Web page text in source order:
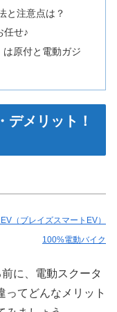
と注意点は？
任せ♪
原付と電動ガジ
デメリット！
（ブレイズスマートEV）
100%電動バイク
に、電動スクータ
ってどんなメリット